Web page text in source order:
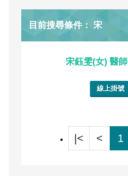
目前搜尋條件： 宋
宋鈺雯(女) 醫師
線上掛號
|< < 1